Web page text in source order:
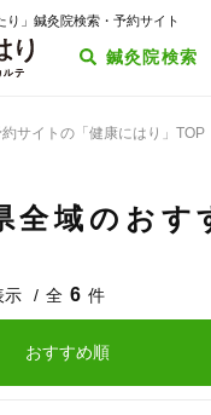
り」鍼灸院検索・予約サイト
鍼灸院検索
サイトの「健康にはり」TOP
全域のおす
示 全 6 件
おすすめ順